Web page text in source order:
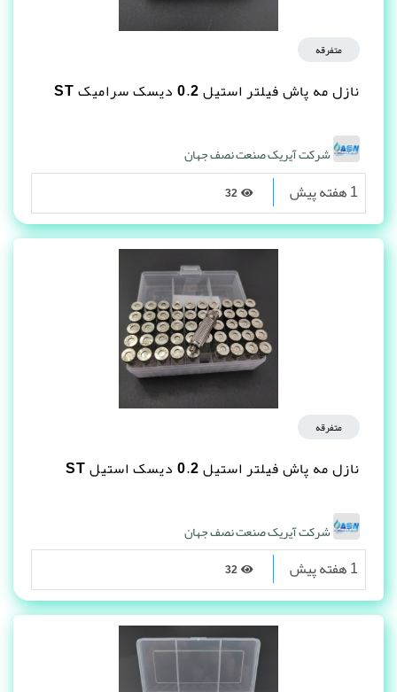
متفرقه
نازل مه پاش فیلتر استیل 0.2 دیسک سرامیک ST
شرکت آیریک صنعت نصف جهان
1 هفته پیش
متفرقه
نازل مه پاش فیلتر استیل 0.2 دیسک استیل ST
شرکت آیریک صنعت نصف جهان
1 هفته پیش